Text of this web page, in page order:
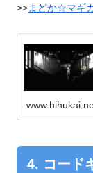
>>まどか☆マギ
4. コード